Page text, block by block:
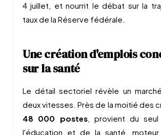
4 juillet, et nourrit le débat sur la
taux de la Réserve fédérale.
Une création d'emplois
sur la santé
Le détail sectoriel révèle un
deux vitesses. Près de la moitié des
48 000 postes, provient du
l'éducation et de la santé,